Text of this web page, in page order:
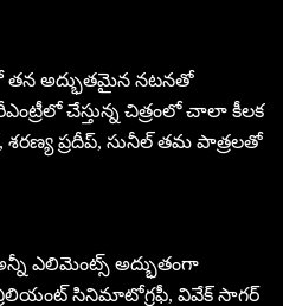
తన అద్భుతమైన నటనతో
చేస్తున్న చిత్రంలో చాలా కీలక
శరణ్య ప్రదీప్, సునీల్ తమ పాత్రలతో
ఎలిమెంట్స్ అద్భుతంగా
సినిమాటోగ్రఫీ, వివేక్ సాగర్